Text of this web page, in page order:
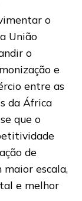
o
União
o
e
entre as
da África
que o
de
escala,
e melhor